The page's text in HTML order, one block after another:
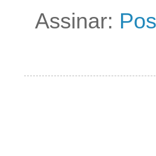
Assinar: